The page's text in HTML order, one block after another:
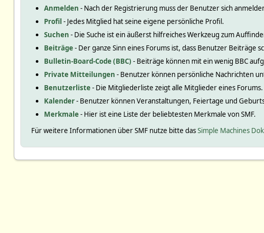
Anmelden - Nach der Registrierung muss der Benutzer sich
Profil - Jedes Mitglied hat seine eigene persönliche Profil.
Suchen - Die Suche ist ein äußerst hilfreiches Werkzeug zum
Beiträge- Der ganze Sinn eines Forums ist, dass Benutzer Beiträge
Bulletin-Board-Code (BBC) - Beiträge können mit ein wenig BBC
Private Mitteilungen - Benutzer können persönliche Nachrichten
Benutzerliste- Die Mitgliederliste zeigt alle Mitglieder eines Forums.
Kalender- Benutzer können Veranstaltungen, Feiertage und
Merkmale- Hier ist eine Liste der beliebtesten Merkmale von SMF.
Für weitere Informationen über SMF nutze bitte dasSimple Machines